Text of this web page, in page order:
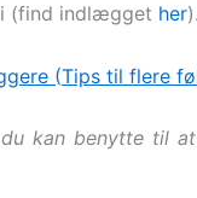
(find indlægget her).
(Tips til flere
kan benytte til